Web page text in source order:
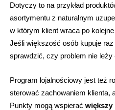
Dotyczy to na przykład
asortymentu z naturalnym
w którym klient wraca po
Jeśli większość osób kupuje
sprawdzić, czy problem nie leży
Program lojalnościowy jest też
sterować zachowaniem klienta,
Punkty mogą wspierać większy